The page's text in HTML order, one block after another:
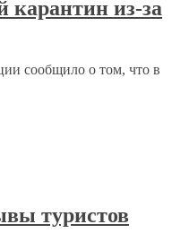
карантин из-за
сообщило о том, что в
туристов